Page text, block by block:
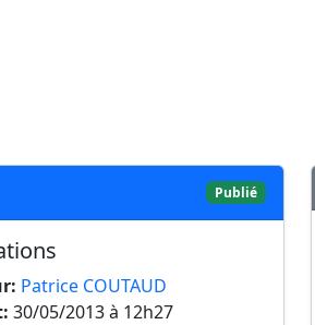
Publié
Patrice COUTAUD
30/05/2013 à 12h27